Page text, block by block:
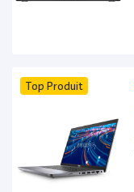
Top Produit